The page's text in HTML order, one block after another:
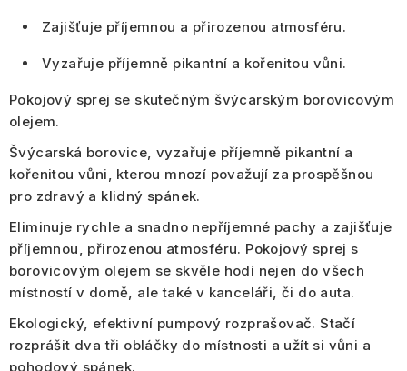
Zajišťuje příjemnou a přirozenou atmosféru.
Vyzařuje příjemně pikantní a kořenitou vůni.
Pokojový sprej se skutečným švýcarským borovicovým
olejem.
Švýcarská borovice, vyzařuje příjemně pikantní a
kořenitou vůni, kterou mnozí považují za prospěšnou
pro zdravý a klidný spánek.
Eliminuje rychle a snadno nepříjemné pachy a zajišťuje
příjemnou, přirozenou atmosféru. Pokojový sprej s
borovicovým olejem se skvěle hodí nejen do všech
místností v domě, ale také v kanceláři, či do auta.
Ekologický, efektivní pumpový rozprašovač. Stačí
rozprášit dva tři obláčky do místnosti a užít si vůni a
pohodový spánek.